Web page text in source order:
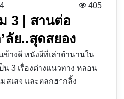
405
3 | สานต่อ
ลัย..สุดสยอง
ข้างดี หนังผีที่เล่าตำนานใน
น 3 เรื่องต่างแนวทาง หลอน
สเสจ และตลกฮากลิ้ง